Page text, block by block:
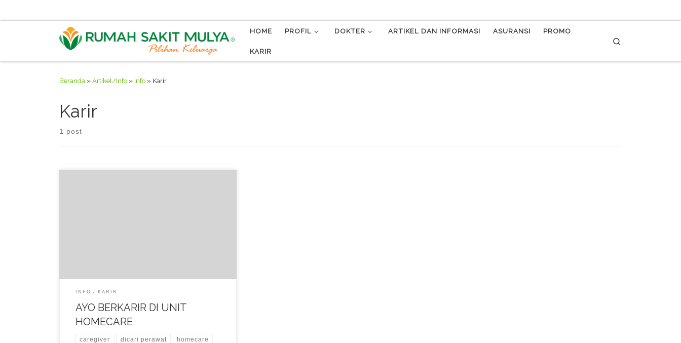
HOME PROFIL DOKTER ARTIKEL DAN INFORMASI ASURANSI PROMO
KARIR
Beranda »Artikel/Info » Info » Karir
Karir
1 post
INFO KARIR
AYO BERKARIR DI UNIT
HOMECARE
caregiver dicari perawat homecare